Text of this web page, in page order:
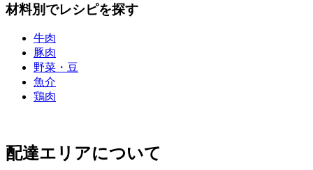
材料別でレシピを探す
牛肉
豚肉
野菜・豆
魚介
鶏肉
配達エリアについて